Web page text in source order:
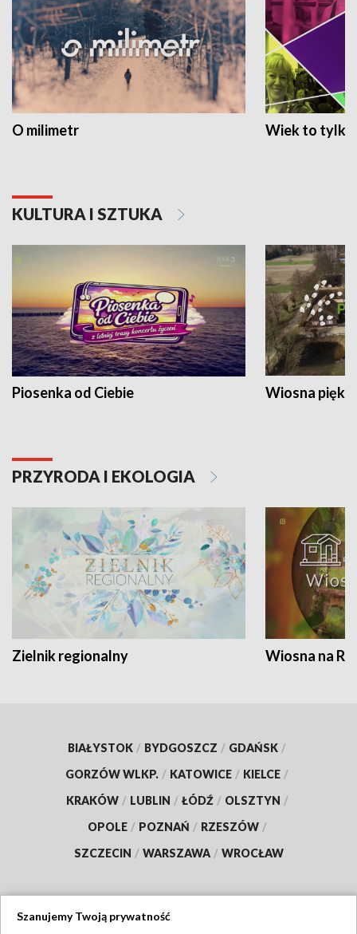
O milimetr Wiek to tylko
KULTURA I SZTUKA
Piosenka od Ciebie Wiosna
PRZYRODA I EKOLOGIA
Zielnik regionalny Wiosna na
BIAŁYSTOK / BYDGOSZCZ / GDAŃSK /
GORZÓW WLKP. / KATOWICE / KIELCE /
KRAKÓW / LUBLIN / ŁÓDŹ / OLSZTYN /
OPOLE / POZNAŃ / RZESZÓW /
SZCZECIN / WARSZAWA / WROCŁAW
Szanujemy Twoją prywatność